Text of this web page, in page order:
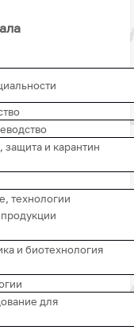
и карантин
технологии
и биотехнология
для